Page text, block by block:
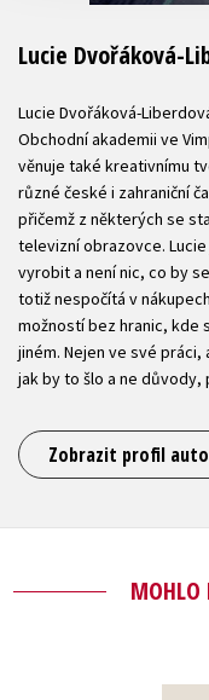
Lucie Dvořáková-
Lucie Dvořáková-
Obchodní akademii ve
věnuje také kreativnímu
různé české i zahraniční
přičemž z některých se
televizní obrazovce.
vyrobit a není nic, co by
totiž nespočítá v
možností bez hranic, kde
jiném. Nejen ve své
jak by to šlo a ne důvody,
Zobrazit profil
MOHLO